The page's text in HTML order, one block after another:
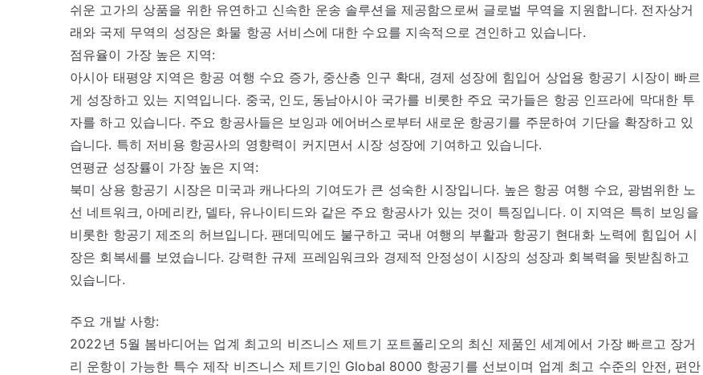
쉬운 고가의 상품을 위한 유연하고 신속한 운송 솔루션을 제공함으로써 글로벌 무역을 지원합니다. 전자상거
래와 국제 무역의 성장은 화물 항공 서비스에 대한 수요를 지속적으로 견인하고 있습니다.
점유율이 가장 높은 지역:
아시아 태평양 지역은 항공 여행 수요 증가, 중산층 인구 확대, 경제 성장에 힘입어 상업용 항공기 시장이 빠르
게 성장하고 있는 지역입니다. 중국, 인도, 동남아시아 국가를 비롯한 주요 국가들은 항공 인프라에 막대한 투
자를 하고 있습니다. 주요 항공사들은 보잉과 에어버스로부터 새로운 항공기를 주문하여 기단을 확장하고 있
습니다. 특히 저비용 항공사의 영향력이 커지면서 시장 성장에 기여하고 있습니다.
연평균 성장률이 가장 높은 지역:
북미 상용 항공기 시장은 미국과 캐나다의 기여도가 큰 성숙한 시장입니다. 높은 항공 여행 수요, 광범위한 노
선 네트워크, 아메리칸, 델타, 유나이티드와 같은 주요 항공사가 있는 것이 특징입니다. 이 지역은 특히 보잉을
비롯한 항공기 제조의 허브입니다. 팬데믹에도 불구하고 국내 여행의 부활과 항공기 현대화 노력에 힘입어 시
장은 회복세를 보였습니다. 강력한 규제 프레임워크와 경제적 안정성이 시장의 성장과 회복력을 뒷받침하고
있습니다.
주요 개발 사항:
2022년 5월 봄바디어는 업계 최고의 비즈니스 제트기 포트폴리오의 최신 제품인 세계에서 가장 빠르고 장거
리 운항이 가능한 특수 제작 비즈니스 제트기인 Global 8000 항공기를 선보이며 업계 최고 수준의 안전, 편안